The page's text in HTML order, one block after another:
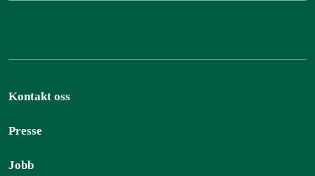
Kontakt oss
Presse
Jobb